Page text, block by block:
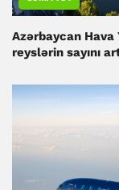
Azərbaycan
reyslərin sayını